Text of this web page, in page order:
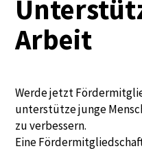
Arbeit
Werde jetzt
unterstütze junge
zu verbessern.
Eine